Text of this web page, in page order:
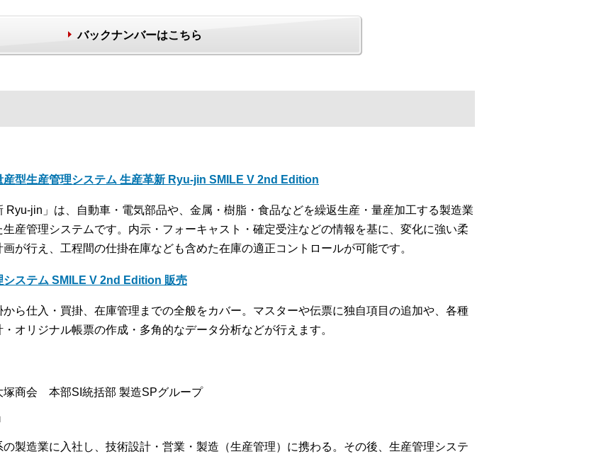
バックナンバーはこちら
産型生産管理システム 生産革新 Ryu-jin SMILE V 2nd Edition
Ryu-jin」は、自動車・電気部品や、金属・樹脂・食品などを繰返生産・量産加工する製造業
生産管理システムです。内示・フォーキャスト・確定受注などの情報を基に、変化に強い柔
が行え、工程間の仕掛在庫なども含めた在庫の適正コントロールが可能です。
システム SMILE V 2nd Edition 販売
から仕入・買掛、在庫管理までの全般をカバー。マスターや伝票に独自項目の追加や、各種
オリジナル帳票の作成・多角的なデータ分析などが行えます。
塚商会 本部SI統括部 製造SPグループ
の製造業に入社し、技術設計・営業・製造（生産管理）に携わる。その後、生産管理システ